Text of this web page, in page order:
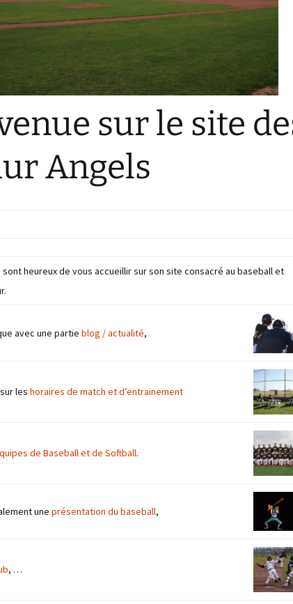
et le Conseil
sur le site
Angels
sont heureux de vous accueillir sur son site consacré au baseball et
avec une partie blog / actualité,
les horaires de match et d’entrainement
de Baseball et de Softball.
une présentation du baseball,
, …